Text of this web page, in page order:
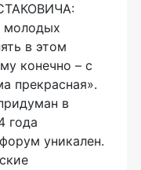
молодых
в этом
конечно – с
прекрасная».
в
года
уникален.